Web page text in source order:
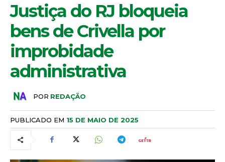
Justiça do RJ bloqueia
bens de Crivella por
improbidade
administrativa
POR REDAÇÃO
PUBLICADO EM 15 DE MAIO DE 2025